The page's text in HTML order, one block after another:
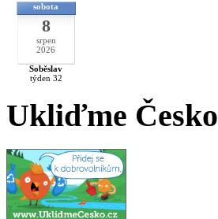
sobota
8
srpen
2026
Soběslav
týden 32
Ukliďme Česko